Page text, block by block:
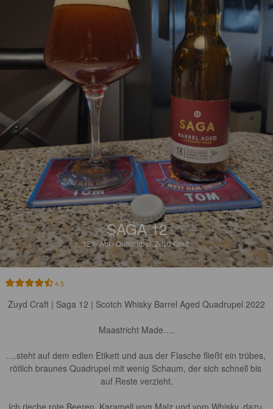
SAGA 12
12%Abt / Quadrupel.Zuyd Craft.
4.5
Zuyd Craft | Saga 12 | Scotch Whisky Barrel Aged Quadrupel 2022
Maastricht Made….
….steht auf dem edlen Etikett und aus der Flasche fließt ein trübes,
rötlich braunes Quadrupel mit wenig Schaum, der sich schnell bis
auf Reste verzieht.
Ich rieche rote Beeren, Karamell vom Malz und vom Whisky, dazu